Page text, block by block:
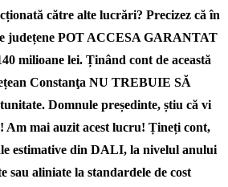
către alte lucrări? Precizez că în
județene POT ACCESA GARANTAT
milioane lei. Ținând cont de această
Constanţa NU TREBUIE SĂ
Domnule președinte, știu că vi
Am mai auzit acest lucru! Țineți cont,
estimative din DALI, la nivelul anului
sau aliniate la standardele de cost